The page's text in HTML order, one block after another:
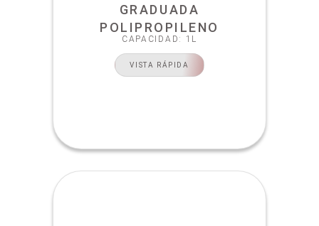
GRADUADA
POLIPROPILENO
CAPACIDAD: 1L
VISTA RÁPIDA